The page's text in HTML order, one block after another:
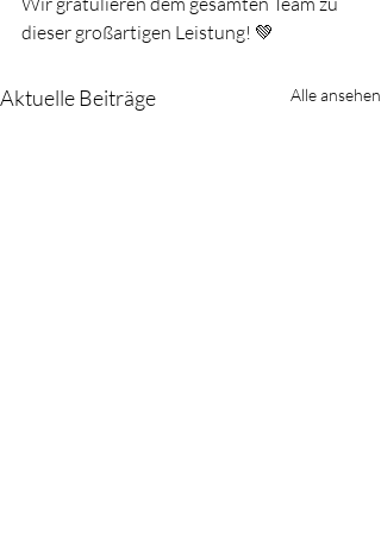
dieser großartigen Leistung! 💚
Aktuelle Beiträge Alle ansehen